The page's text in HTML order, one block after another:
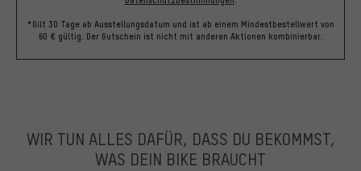
*Gilt 30 Tage ab Ausstellungsdatum und ist ab einem Mindestbestellwert von
60 € gültig. Der Gutschein ist nicht mit anderen Aktionen kombinierbar.
WIR TUN ALLES DAFÜR, DASS DU BEKOMMST,
WAS DEIN BIKE BRAUCHT